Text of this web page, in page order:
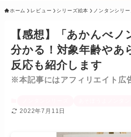
ホーム レビュー シリーズ絵本 ノンタンシリ
【感想】「あかんべ
分かる！対象年齢やあ
反応も紹介します
※本記事にはアフィリエイト広
2022年7月11日